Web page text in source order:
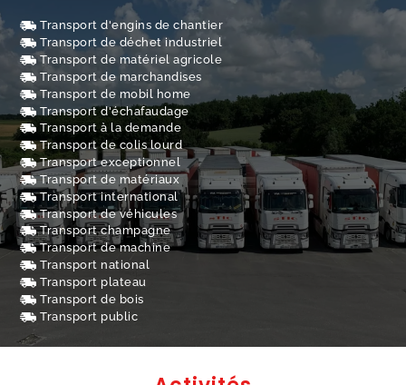
Transport d'engins de chantier
Transport de déchet industriel
Transport de matériel agricole
Transport de marchandises
Transport de mobil home
Transport d'échafaudage
Transport à la demande
Transport de colis lourd
Transport exceptionnel
Transport de matériaux
Transport international
Transport de véhicules
Transport champagne
Transport de machine
Transport national
Transport plateau
Transport de bois
Transport public